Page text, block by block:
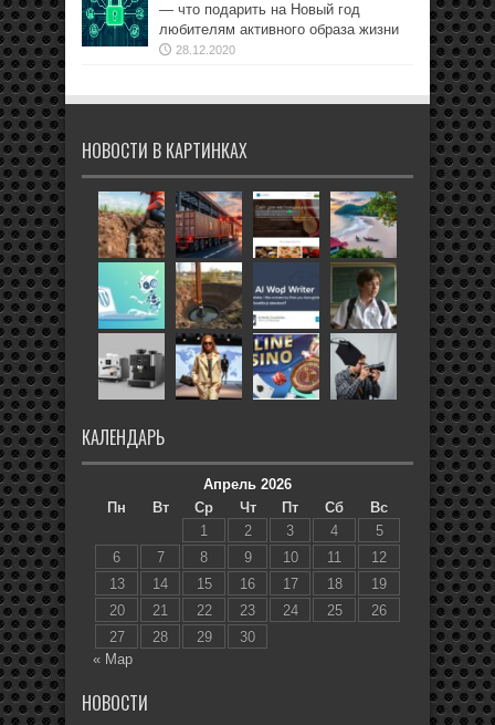
— что подарить на Новый год
любителям активного образа жизни
28.12.2020
НОВОСТИ В КАРТИНКАХ
КАЛЕНДАРЬ
Апрель 2026
Пн
Вт Ср Чт Пт Сб
Вс
1
2 3 4
5
6
7 8 9 10 11
12
13
14 15 16 17 18
19
20
21 22 23 24 25
26
27
28 29
30
« Мар
НОВОСТИ